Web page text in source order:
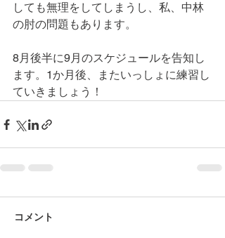
しても無理をしてしまうし、私、中林
の肘の問題もあります。
8月後半に9月のスケジュールを告知し
ます。1か月後、またいっしょに練習し
ていきましょう！
コメント